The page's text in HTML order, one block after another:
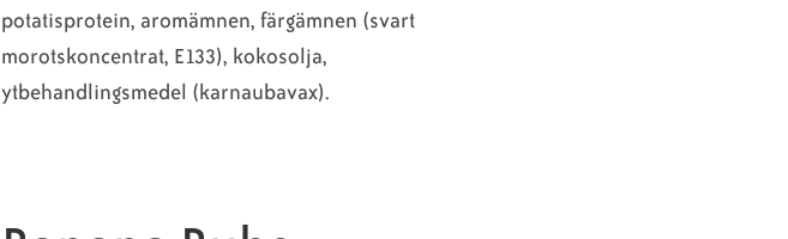
potatisprotein, aromämnen, färgämnen (svart
morotskoncentrat, E133), kokosolja,
ytbehandlingsmedel (karnaubavax).